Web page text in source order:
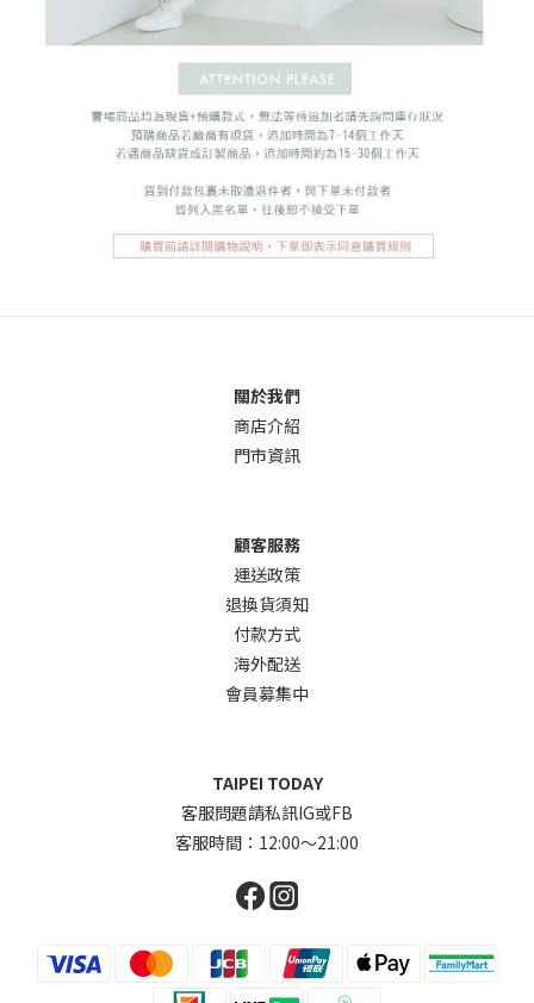
關於我們
商店介紹
門市資訊
顧客服務
運送政策
退換貨須知
付款方式
海外配送
會員募集中
TAIPEI TODAY
客服問題請私訊IG或FB
客服時間：12:00～21:00